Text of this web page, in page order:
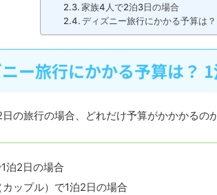
家族4人で2泊3日の場合
ディズニー旅行にかかる予算は
ー旅行にかかる予算は？
の旅行の場合、どれだけ予算がかかかるの
泊2日の場合
カップル）で1泊2日の場合